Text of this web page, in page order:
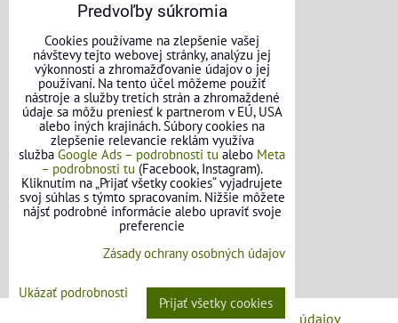
KONTAKTNÉ ÚDAJE
O nás
Kontakt
Požičovňa náradia
Názory našich zákazníkov
Mapa stránok
SLEDUJTE NÁS
Facebook
Zásady ochrany osobných údajov
Predvoľby súkromia
Cookies používame na zlepšenie vašej
návštevy tejto webovej stránky, analýzu jej
výkonnosti a zhromažďovanie údajov o jej
používaní. Na tento účel môžeme použiť
nástroje a služby tretích strán a zhromaždené
údaje sa môžu preniesť k partnerom v EÚ, USA
alebo iných krajinách. Súbory cookies na
zlepšenie relevancie reklám využíva
služba Google Ads – podrobnosti tu alebo Meta
– podrobnosti tu (Facebook, Instagram).
Kliknutím na „Prijať všetky cookies“ vyjadrujete
svoj súhlas s týmto spracovaním. Nižšie môžete
nájsť podrobné informácie alebo upraviť svoje
preferencie
Zásady ochrany osobných údajov
Ukázať podrobnosti
Prijať všetky cookies